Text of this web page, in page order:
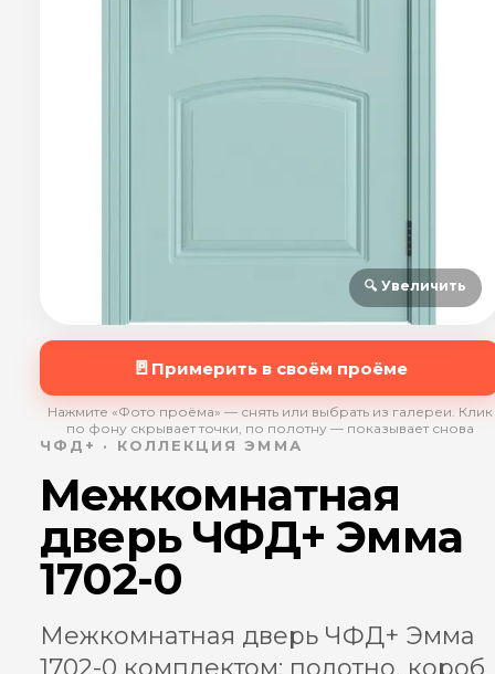
🔍 Увеличить
🚪 Примерить в своём проёме
Нажмите «Фото проёма» — снять или выбрать из галереи. Клик
по фону скрывает точки, по полотну — показывает снова
ЧФД+ · КОЛЛЕКЦИЯ ЭММА
Межкомнатная
дверь ЧФД+ Эмма
1702-0
Межкомнатная дверь ЧФД+ Эмма